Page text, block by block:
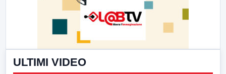
ULTIMI VIDEO